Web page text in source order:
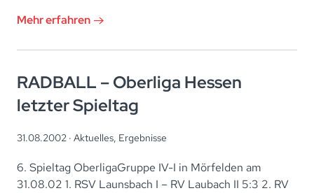
Mehr erfahren
RADBALL – Oberliga Hessen
letzter Spieltag
31.08.2002 · Aktuelles, Ergebnisse
6. Spieltag OberligaGruppe IV-I in Mörfelden am
31.08.02 1. RSV Launsbach I – RV Laubach II 5:3 2. RV